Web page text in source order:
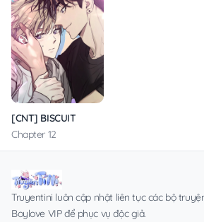
[CNT] BISCUIT
Chapter 12
Truyentini luôn cập nhật liên tục các bộ
Boylove VIP để phục vụ độc giả.